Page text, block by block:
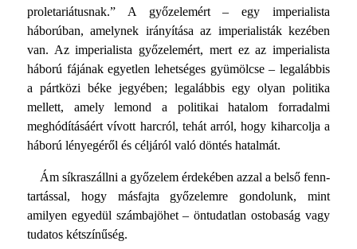
proletariá­tusnak.” A győzelemért – egy imperialista
háborúban, amely­nek irányítása az imperialisták kezében
van. Az imperialista győzelemért, mert ez az imperialista
háború fájának egyetlen lehetséges gyümölcse – legalábbis
a pártközi béke jegyében; legalábbis egy olyan politika
mellett, amely lemond a politikai hatalom forradalmi
meghódításáért vívott harcról, tehát arról, hogy kiharcolja a
háború lényegéről és céljáról való döntés hatalmát.
Ám síkraszállni a győzelem érdekében azzal a belső fenn­
tartással, hogy másfajta győzelemre gondolunk, mint
amilyen egyedül számbajöhet – öntudatlan ostobaság vagy
tudatos kétszínűség.